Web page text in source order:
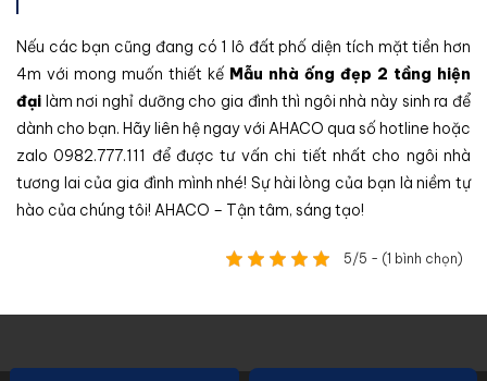
Nếu các bạn cũng đang có 1 lô đất phố diện tích mặt tiền hơn
4m với mong muốn thiết kế Mẫu nhà ống đẹp 2 tầng hiện
đại làm nơi nghỉ dưỡng cho gia đình thì ngôi nhà này sinh ra để
dành cho bạn. Hãy liên hệ ngay với AHACO qua số hotline hoặc
zalo 0982.777.111 để được tư vấn chi tiết nhất cho ngôi nhà
tương lai của gia đình mình nhé! Sự hài lòng của bạn là niềm tự
hào của chúng tôi! AHACO – Tận tâm, sáng tạo!
5/5 - (1 bình chọn)